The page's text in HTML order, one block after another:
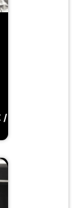
/